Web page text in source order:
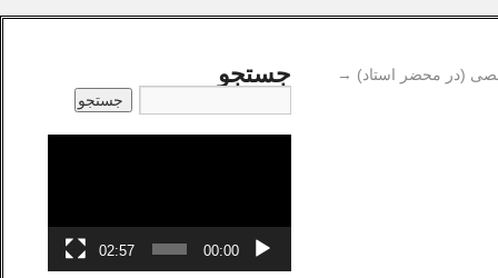
(در محضر استاد) → جستجو
00:00
02:57